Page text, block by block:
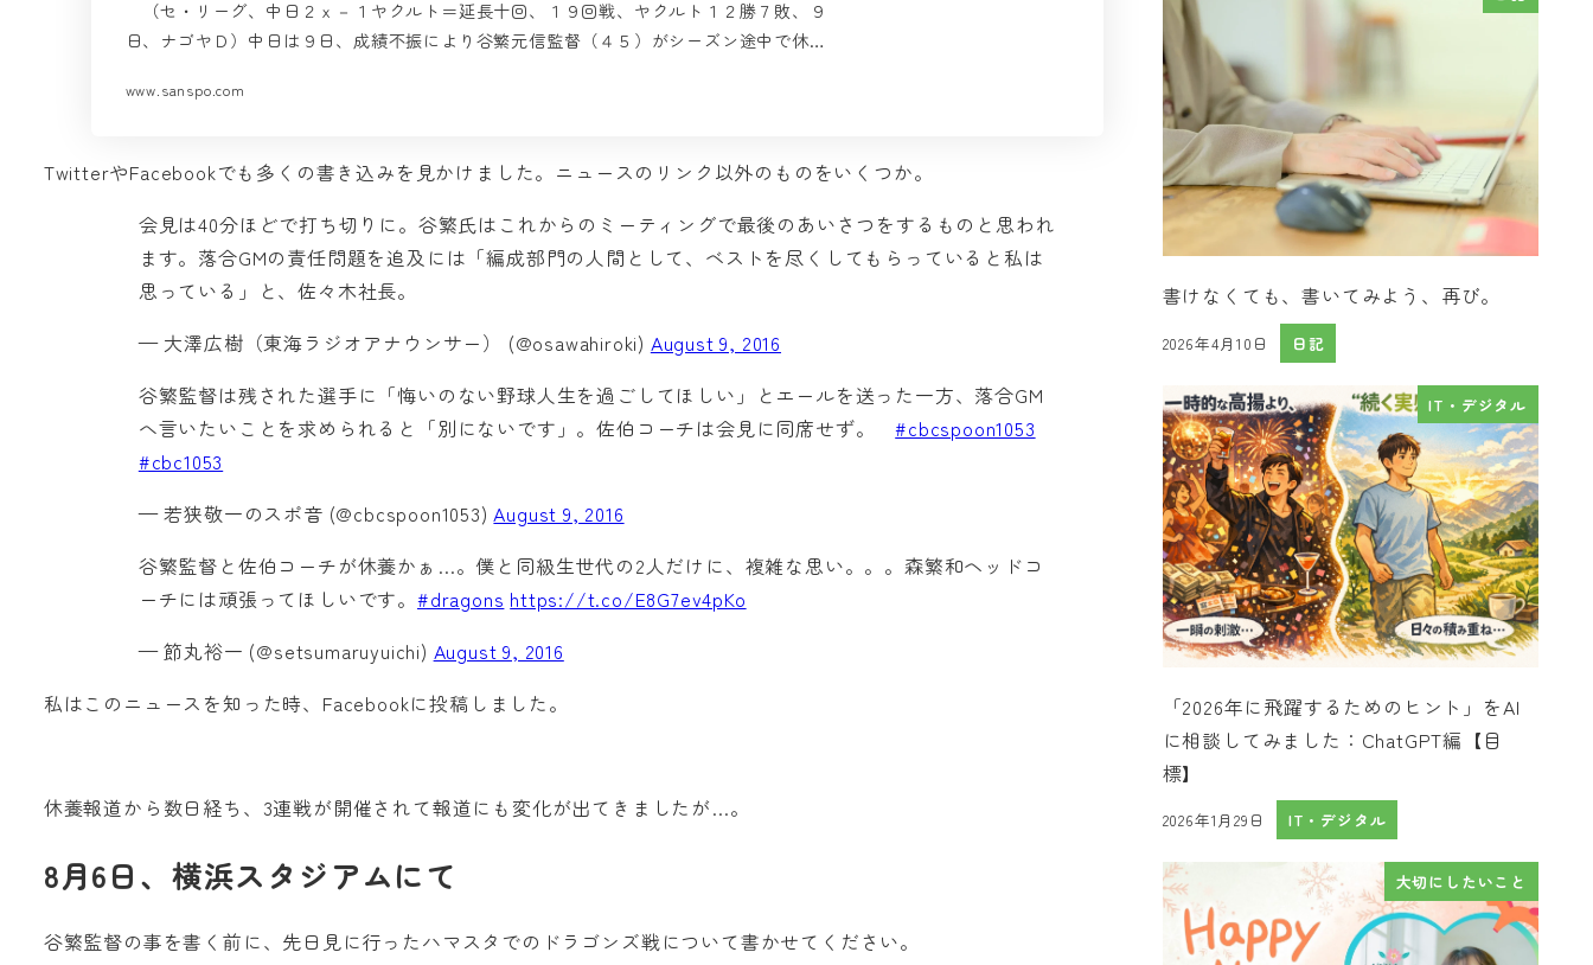
（セ・リーグ、中日２ｘ－１ヤクルト＝延長十回、１９回戦、ヤクルト１２勝７敗、９
日、ナゴヤＤ）中日は９日、成績不振により谷繁元信監督（４５）がシーズン途中で休…
www.sanspo.com
TwitterやFacebookでも多くの書き込みを見かけました。ニュースのリンク以外のものをいくつか。
会見は40分ほどで打ち切りに。谷繁氏はこれからのミーティングで最後のあいさつをするものと思われ
ます。落合GMの責任問題を追及には「編成部門の人間として、ベストを尽くしてもらっていると私は
思っている」と、佐々木社長。
— 大澤広樹（東海ラジオアナウンサー） (@osawahiroki) August 9, 2016
谷繁監督は残された選手に「悔いのない野球人生を過ごしてほしい」とエールを送った一方、落合GM
へ言いたいことを求められると「別にないです」。佐伯コーチは会見に同席せず。#cbcspoon1053
#cbc1053
— 若狭敬一のスポ音 (@cbcspoon1053)August 9, 2016
谷繁監督と佐伯コーチが休養かぁ…。僕と同級生世代の2人だけに、複雑な思い。。。森繁和ヘッドコ
ーチには頑張ってほしいです。 #dragons https://t.co/E8G7ev4pKo
— 節丸裕一 (@setsumaruyuichi) August 9, 2016
私はこのニュースを知った時、Facebookに投稿しました。
休養報道から数日経ち、3連戦が開催されて報道にも変化が出てきましたが…。
8月6日、横浜スタジアムにて
谷繁監督の事を書く前に、先日見に行ったハマスタでのドラゴンズ戦について書かせてください。
書けなくても、書いてみよう、再び。
投稿日
2026年4月10日 日記
IT・デジタル
「2026年に飛躍するためのヒント」をAI
に相談してみました：ChatGPT編【目
標】
投稿日
2026年1月29日 IT・デジタル
大切にしたいこと